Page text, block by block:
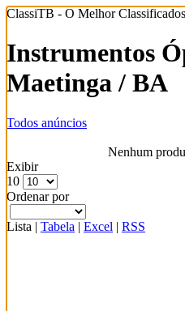
ClassiTB - O Melhor
Instrumentos
Maetinga / BA
Todos anúncios
Nenhum
Exibir
10
Ordenar por
Lista | Tabela | Excel | RSS